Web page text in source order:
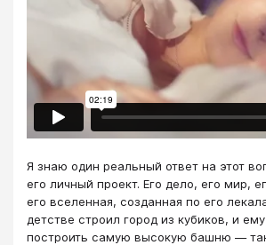
Я знаю один реальный ответ на этот
его личный проект. Его дело, его мир,
его вселенная, созданная по его
детстве строил город из кубиков, и
построить самую высокую башню —